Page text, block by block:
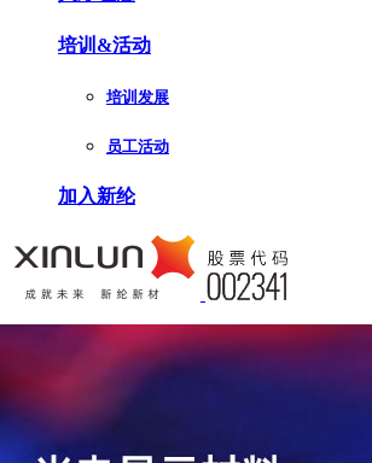
培训&活动
培训发展
员工活动
加入新纶